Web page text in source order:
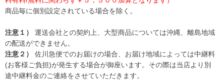
商品毎に個別設定されている場合を除く。
注意１）
運送会社との契約上、大型商品については沖縄、離島地域
の配送ができません。
注意２）
佐川急便でのお届けの場合、お届け地域によっては中継料
(お客様ご負担)が発生する場合が御座います。その際は当店より別
途中継料金のご連絡をさせていただきます。